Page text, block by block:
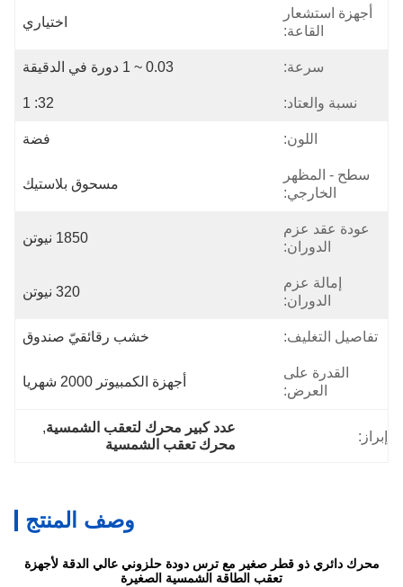
أجهزة استشعار
القاعة:
اختياري
سرعة: 0.03 ~ 1 دورة في الدقيقة
نسبة والعتاد: 32: 1
اللون: فضة
سطح - المظهر
الخارجي:
مسحوق بلاستيك
عودة عقد عزم
الدوران:
1850 نيوتن
إمالة عزم
الدوران:
320 نيوتن
تفاصيل التغليف: خشب رقائقيّ صندوق
القدرة على
العرض:
أجهزة الكمبيوتر 2000 شهريا
إبراز:
عدد كبير محرك لتعقب الشمسية,
محرك تعقب الشمسية
وصف المنتج
محرك دائري ذو قطر صغير مع ترس دودة حلزوني عالي الدقة لأجهزة
تعقب الطاقة الشمسية الصغيرة